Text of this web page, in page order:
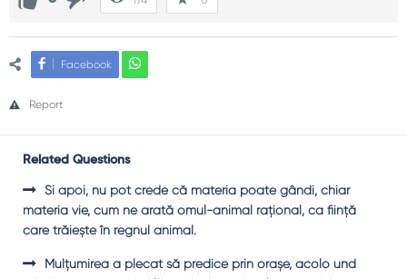
Facebook
Report
Related Questions
Şi apoi, nu pot crede că materia poate gândi, chiar
materia vie, cum ne arată omul-animal raţional, ca fiinţă
care trăieşte în regnul animal.
Mulţumirea a plecat să predice prin oraşe, acolo und